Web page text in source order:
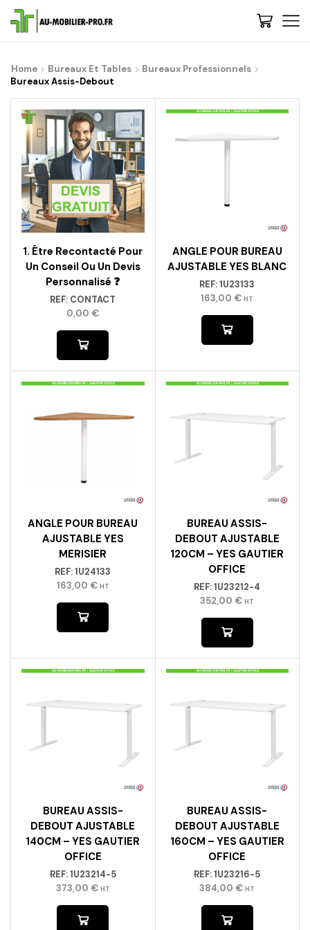
Home Bureaux Et Tables
Bureaux Professionnels
Bureaux Assis-Debout
1. Être Recontacté Pour
Un Conseil Ou Un Devis
Personnalisé ❓
REF: CONTACT
0,00 €
ANGLE POUR BUREAU
AJUSTABLE YES BLANC
REF:1U23133
163,00 € HT
ANGLE POUR BUREAU
AJUSTABLE YES
MERISIER
REF:1U24133
163,00 € HT
BUREAU ASSIS-
DEBOUT AJUSTABLE
120CM – YES GAUTIER
OFFICE
REF:1U23212-4
352,00 € HT
BUREAU ASSIS-
DEBOUT AJUSTABLE
140CM – YES GAUTIER
OFFICE
REF:1U23214-5
373,00 € HT
BUREAU ASSIS-
DEBOUT AJUSTABLE
160CM – YES GAUTIER
OFFICE
REF:1U23216-5
384,00 € HT